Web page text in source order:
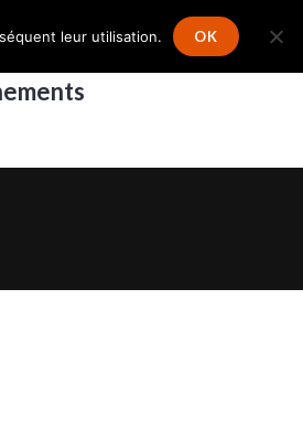
–Inscription
leur utilisation. OK